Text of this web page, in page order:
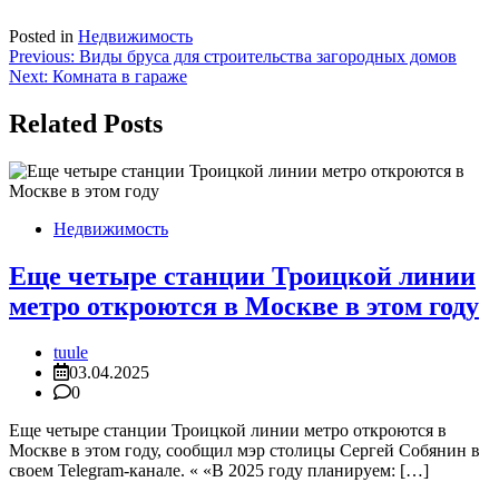
Posted in Недвижимость
Навигация
по
записям
Previous: Виды бруса для строительства загородных домов
Next: Комната в гараже
Related Posts
Недвижимость
Еще четыре станции Троицкой линии
метро откроются в Москве в этом году
tuule
03.04.2025
0
Еще четыре станции Троицкой линии метро откроются в
Москве в этом году, сообщил мэр столицы Сергей Собянин в
своем Telegram-канале. « «В 2025 году планируем: […]